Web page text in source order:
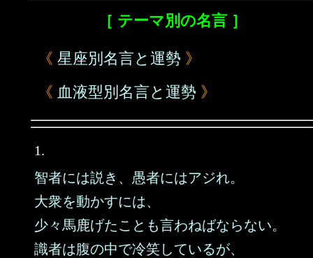
［ テーマ別の名言 ］
《 星座別名言と運勢 》
《 血液型別名言と運勢 》
1.
智者には説き、愚者にはアジれ。
大衆を動かすには、
少々馬鹿げたことも言わねばならない。
識者は腹の中で冷笑しているが、